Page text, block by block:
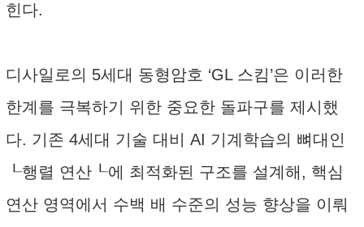
힌다.
디사일로의 5세대 동형암호 ‘GL 스킴’은 이러한
한계를 극복하기 위한 중요한 돌파구를 제시했
다. 기존 4세대 기술 대비 AI 기계학습의 뼈대인
┖행렬 연산┖에 최적화된 구조를 설계해, 핵심
연산 영역에서 수백 배 수준의 성능 향상을 이뤄